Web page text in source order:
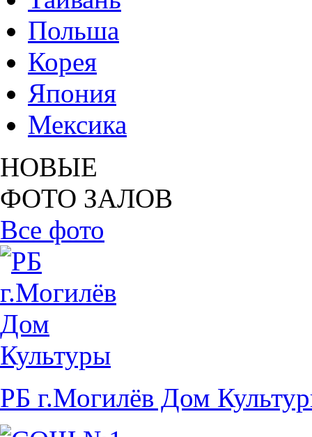
Польша
Корея
Япония
Мексика
НОВЫЕ
ФОТО ЗАЛОВ
Все фото
РБ г.Могилёв Дом